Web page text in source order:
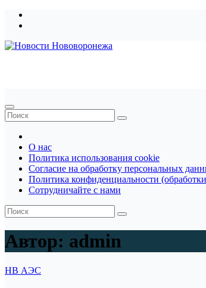
Перейти
О нас
Политика использования cookie
Согласие на обработку персональных
Политика конфиденциальности
Сотрудничайте с нами
Автор: admin
НВ АЭС